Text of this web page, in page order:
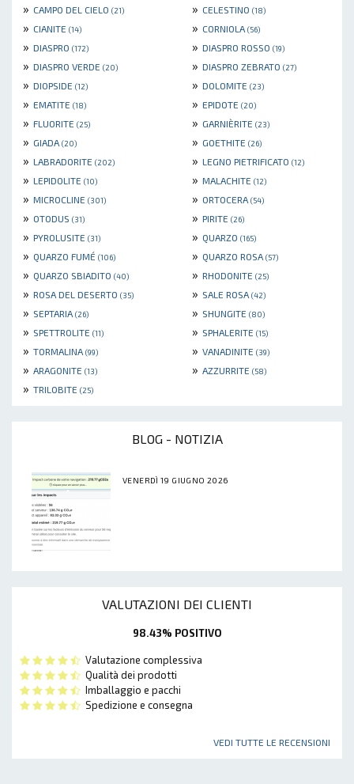
» CAMPO DEL CIELO (21) » CELESTINO (18)
» CIANITE (14) » CORNIOLA (56)
» DIASPRO (172) » DIASPRO ROSSO (19)
» DIASPRO VERDE (20) » DIASPRO ZEBRATO (27)
» DIOPSIDE (12) » DOLOMITE (23)
» EMATITE (18) » EPIDOTE (20)
» FLUORITE (25) » GARNIÈRITE (23)
» GIADA (20) » GOETHITE (26)
» LABRADORITE (202) » LEGNO PIETRIFICATO (12)
» LEPIDOLITE (10) » MALACHITE (12)
» MICROCLINE (301) » ORTOCERA (54)
» OTODUS (31) » PIRITE (26)
» PYROLUSITE (31) » QUARZO (165)
» QUARZO FUMÉ (106) » QUARZO ROSA (57)
» QUARZO SBIADITO (40) » RHODONITE (25)
» ROSA DEL DESERTO (35) » SALE ROSA (42)
» SEPTARIA (26) » SHUNGITE (80)
» SPETTROLITE (11) » SPHALERITE (15)
» TORMALINA (99) » VANADINITE (39)
» ARAGONITE (13) » AZZURRITE (58)
» TRILOBITE (25)
BLOG - NOTIZIA
VENERDÌ 19 GIUGNO 2026
VALUTAZIONI DEI CLIENTI
98.43% POSITIVO
Valutazione complessiva
Qualità dei prodotti
Imballaggio e pacchi
Spedizione e consegna
VEDI TUTTE LE RECENSIONI